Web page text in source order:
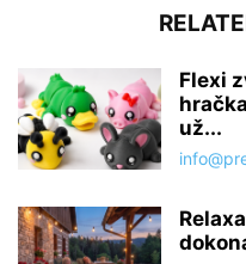
Flexi
už...